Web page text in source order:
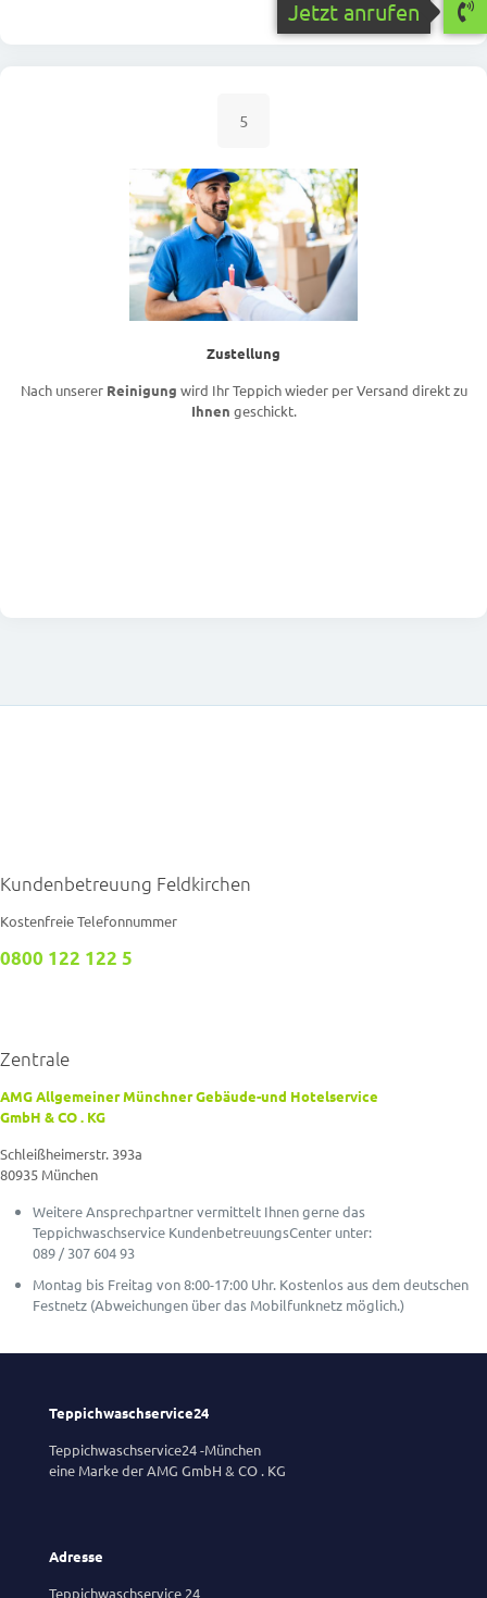
5
Zustellung
Nach unserer Reinigung wird Ihr Teppich wieder per Versand direkt zu
Ihnen geschickt.
Kundenbetreuung Feldkirchen
Kostenfreie Telefonnummer
0800 122 122 5
Zentrale
AMG Allgemeiner Münchner Gebäude-und Hotelservice
GmbH & CO . KG
Schleißheimerstr. 393a
80935 München
Weitere Ansprechpartner vermittelt Ihnen gerne das
Teppichwaschservice KundenbetreuungsCenter unter:
089 / 307 604 93
Montag bis Freitag von 8:00-17:00 Uhr. Kostenlos aus dem deutschen
Festnetz (Abweichungen über das Mobilfunknetz möglich.)
Teppichwaschservice24
Teppichwaschservice24 -München
eine Marke der AMG GmbH & CO . KG
Adresse
Teppichwaschservice 24
Jetzt anrufen